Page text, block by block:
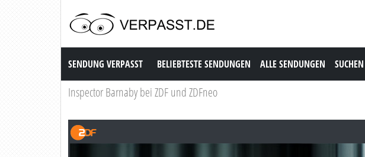
Sendung Verpasst
SENDUNG VERPASST BELIEBTESTE SENDUNGEN ALLE SENDUNGEN SUCHEN
Inspector Barnaby bei ZDF und ZDFneo